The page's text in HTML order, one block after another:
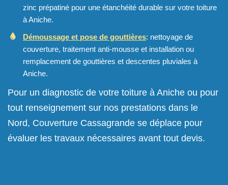
zinc prépatiné pour une étanchéité durable sur votre toiture
à Aniche.
Démoussage et pose de gouttières: nettoyage de
couverture, traitement anti-mousse et installation ou
remplacement de gouttières et descentes pluviales à
Aniche.
Pour un diagnostic de votre toiture à Aniche ou pour
tout renseignement sur nos prestations dans le
Nord, Couverture Cassagrande se déplace pour
évaluer les travaux nécessaires avant tout devis.